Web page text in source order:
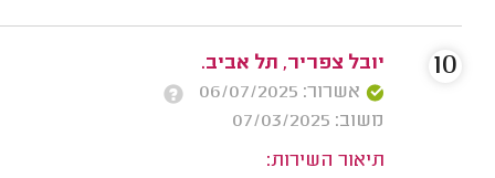
יובל צפריר, תל אביב.
אשרור: 06/07/2025
משוב: 07/03/2025
תיאור השירות:
10